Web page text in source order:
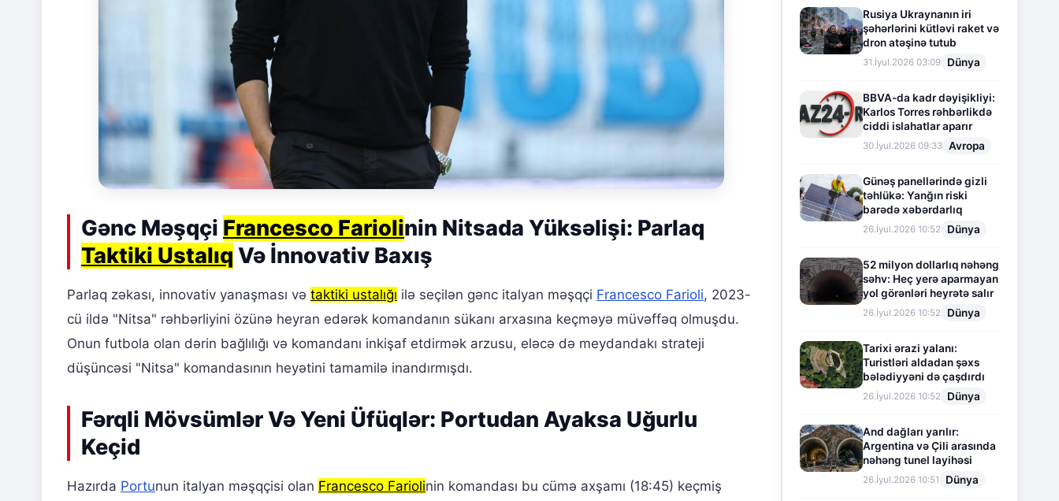
Gənc Məşqçi Francesco Fariolinin Nitsada Yüksəlişi: Parlaq
Taktiki Ustalıq Və İnnovativ Baxış
Parlaq zəkası, innovativ yanaşması və taktiki ustalığı ilə seçilən gənc italyan məşqçi Francesco Farioli, 2023-
cü ildə "Nitsa" rəhbərliyini özünə heyran edərək komandanın sükanı arxasına keçməyə müvəffəq olmuşdu.
Onun futbola olan dərin bağlılığı və komandanı inkişaf etdirmək arzusu, eləcə də meydandakı strateji
düşüncəsi "Nitsa" komandasının heyətini tamamilə inandırmışdı.
Fərqli Mövsümlər Və Yeni Üfüqlər: Portudan Ayaksa Uğurlu
Keçid
Hazırda Portunun italyan məşqçisi olan Francesco Fariolinin komandası bu cümə axşamı (18:45) keçmiş
Rusiya Ukraynanın iri
şəhərlərini kütləvi raket və
dron atəşinə tutub
31.İyul.2026 03:09 Dünya
BBVA-da kadr dəyişikliyi:
Karlos Torres rəhbərlikdə
ciddi islahatlar aparır
30.İyul.2026 09:33 Avropa
Günəş panellərində gizli
təhlükə: Yanğın riski
barədə xəbərdarlıq
26.İyul.2026 10:52 Dünya
52 milyon dollarlıq nəhəng
səhv: Heç yerə aparmayan
yol görənləri heyrətə salır
26.İyul.2026 10:52 Dünya
Tarixi ərazi yalanı:
Turistləri aldadan şəxs
bələdiyyəni də çaşdırdı
26.İyul.2026 10:52 Dünya
And dağları yarılır:
Argentina və Çili arasında
nəhəng tunel layihəsi
26.İyul.2026 10:51 Dünya